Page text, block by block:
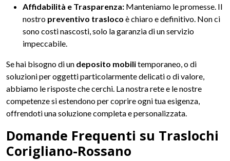
Affidabilità e Trasparenza: Manteniamo le promesse. Il
nostro preventivo trasloco è chiaro e definitivo. Non ci
sono costi nascosti, solo la garanzia di un servizio
impeccabile.
Se hai bisogno di un deposito mobilitemporaneo, o di
soluzioni per oggetti particolarmente delicati o di valore,
abbiamo le risposte che cerchi. La nostra rete e le nostre
competenze si estendono per coprire ogni tua esigenza,
offrendoti una soluzione completa e personalizzata.
Domande Frequenti su Traslochi
Corigliano-Rossano